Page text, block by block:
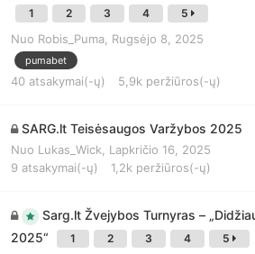
1 2 3 4 5
Nuo Robis_Puma Rugsėjo 8, 2025
pumabet
40 atsakymai(-ų) 5,9k peržiūros(-ų)
SARG.lt Teisėsaugos Varžybos 2025
Nuo Lukas_Wick, Lapkričio 16, 2025
9 atsakymai(-ų) 1,2k peržiūros(-ų)
Sarg.lt Žvejybos Turnyras –
2025“
1 2 3 4 5